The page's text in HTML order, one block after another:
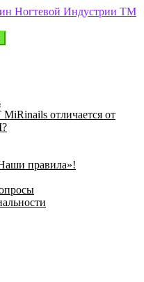
отличается от
правила»!